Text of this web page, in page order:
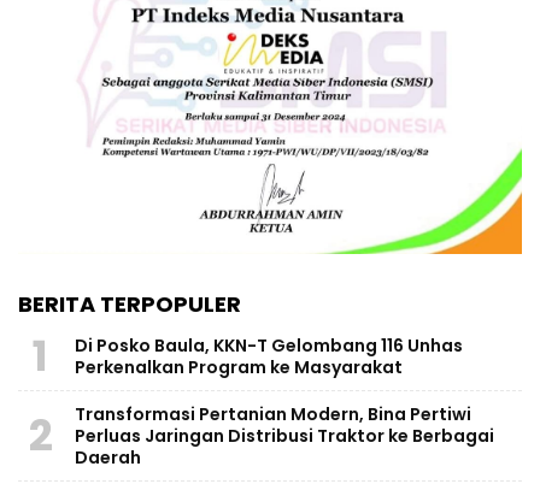
BERITA TERPOPULER
1
Di Posko Baula, KKN-T Gelombang 116 Unhas
Perkenalkan Program ke Masyarakat
2
Transformasi Pertanian Modern, Bina Pertiwi
Perluas Jaringan Distribusi Traktor ke Berbagai
Daerah